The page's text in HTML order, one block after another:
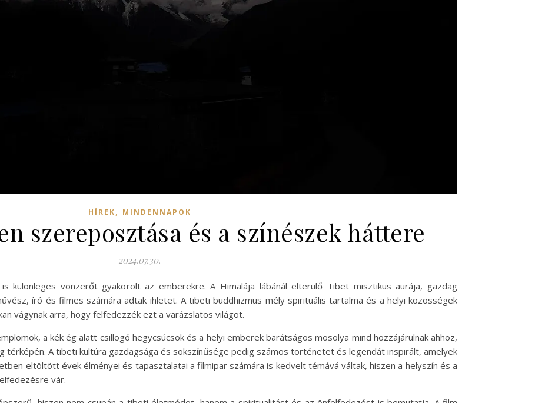
HÍREK, MINDENNAPOK
szereposztása és a színészek háttere
2024.07.30.
különleges vonzerőt gyakorolt az emberekre. A Himalája lábánál elterülő Tibet misztikus aurája, gazdag
író és filmes számára adtak ihletet. A tibeti buddhizmus mély spirituális tartalma és a helyi közösségek
vágynak arra, hogy felfedezzék ezt a varázslatos világot.
a kék ég alatt csillogó hegycsúcsok és a helyi emberek barátságos mosolya mind hozzájárulnak ahhoz,
térképén. A tibeti kultúra gazdagsága és sokszínűsége pedig számos történetet és legendát inspirált, amelyek
eltöltött évek élményei és tapasztalatai a filmipar számára is kedvelt témává váltak, hiszen a helyszín és a
vár.